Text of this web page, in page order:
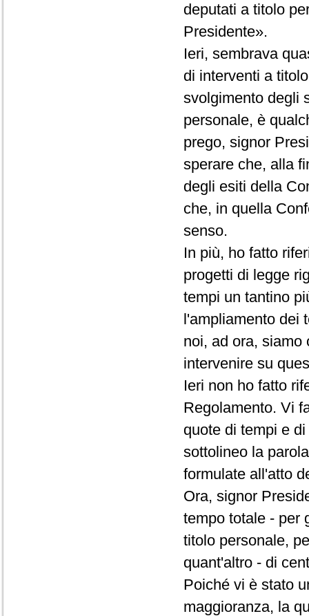
deputati a titolo
Presidente».
Ieri, sembrava
di interventi a
svolgimento degli
personale, è
prego, signor
sperare che, alla
degli esiti della
che, in quella
senso.
In più, ho fatto
progetti di legge
tempi un tantino
l'ampliamento dei
noi, ad ora, siamo
intervenire su
Ieri non ho fatto
Regolamento. Vi
quote di tempi e
sottolineo la
formulate all'atto
Ora, signor
tempo totale - per
titolo personale,
quant'altro - di
Poiché vi è stato
maggioranza, la